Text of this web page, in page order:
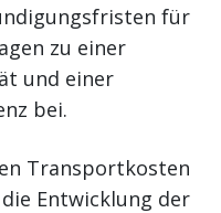
für
zu einer
und einer
bei.
Transportkosten
Entwicklung der